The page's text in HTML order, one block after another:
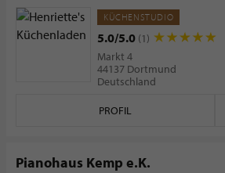
KÜCHENSTUDIO
5.0/5.0 (1)
Markt 4
44137 Dortmund
Deutschland
PROFIL
Pianohaus Kemp e.K.